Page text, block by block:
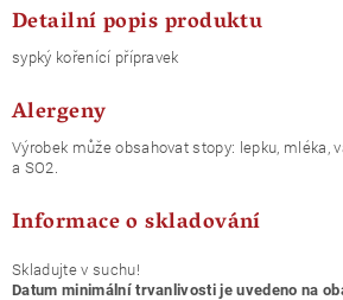
Detailní popis produktu
sypký kořenící přípravek
Alergeny
Výrobek může obsahovat stopy: lepku, mléka,
a SO2.
Informace o skladování
Skladujte v suchu!
Datum minimální trvanlivosti je uvedeno na